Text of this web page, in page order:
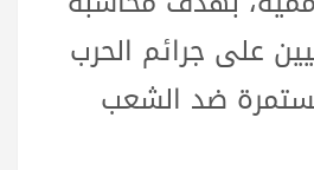
على جرائم الحرب
ضد الشعب